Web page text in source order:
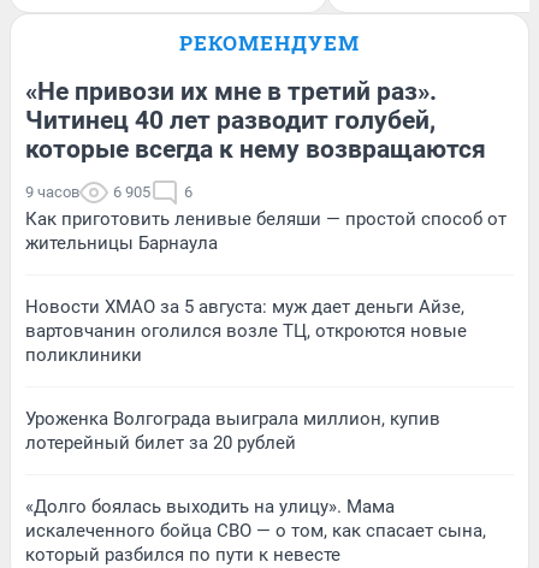
РЕКОМЕНДУЕМ
«Не привози их мне в третий раз».
Читинец 40 лет разводит голубей,
которые всегда к нему возвращаются
9 часов 6 905 6
Как приготовить ленивые беляши — простой способ от
жительницы Барнаула
Новости ХМАО за 5 августа: муж дает деньги Айзе,
вартовчанин оголился возле ТЦ, откроются новые
поликлиники
Уроженка Волгограда выиграла миллион, купив
лотерейный билет за 20 рублей
«Долго боялась выходить на улицу». Мама
искалеченного бойца СВО — о том, как спасает сына,
который разбился по пути к невесте